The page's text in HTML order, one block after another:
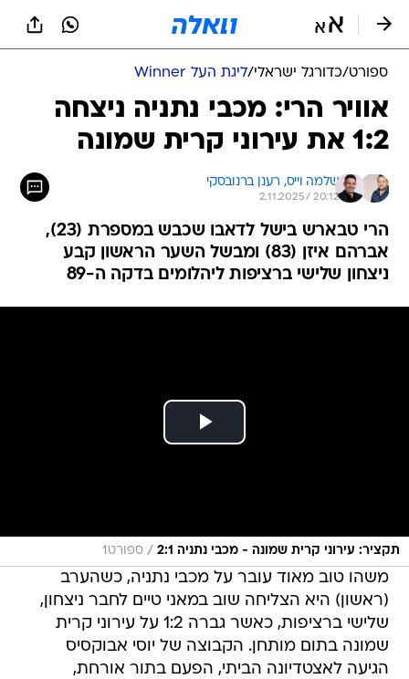
ספורט/כדורגל ישראלי/ליגת העל Winner
אוויר הרי: מכבי נתניה ניצחה
1:2 את עירוני קרית שמונה
שלמה וייס, רענן ברנובסקי
2.11.2025 / 20:12
הרי טבארש בישל לדאבו שכבש במספרת (23),
אברהם איזן (83) ומבשל השער הראשון קבע
ניצחון שלישי ברציפות ליהלומים בדקה ה-89
תקציר: עירוני קרית שמונה - מכבי נתניה 2:1 / ספורט1
משהו טוב מאוד עובר על מכבי נתניה, כשהערב
(ראשון) היא הצליחה שוב במאני טיים לחבר ניצחון,
שלישי ברציפות, כאשר גברה 1:2 על עירוני קרית
שמונה בתום מותחן. הקבוצה של יוסי אבוקסיס
הגיעה לאצטדיונה הביתי, הפעם בתור אורחת,